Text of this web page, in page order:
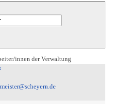
innen der Verwaltung